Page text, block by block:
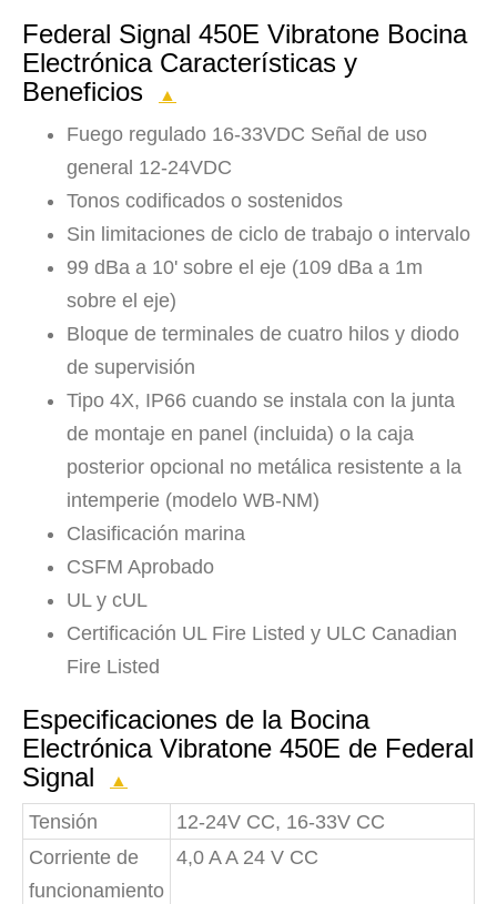
Federal Signal 450E Vibratone Bocina
Electrónica Características y
Beneficios
▲
Fuego regulado 16-33VDC Señal de uso
general 12-24VDC
Tonos codificados o sostenidos
Sin limitaciones de ciclo de trabajo o intervalo
99 dBa a 10' sobre el eje (109 dBa a 1m
sobre el eje)
Bloque de terminales de cuatro hilos y diodo
de supervisión
Tipo 4X, IP66 cuando se instala con la junta
de montaje en panel (incluida) o la caja
posterior opcional no metálica resistente a la
intemperie (modelo WB-NM)
Clasificación marina
CSFM Aprobado
UL y cUL
Certificación UL Fire Listed y ULC Canadian
Fire Listed
Especificaciones de la Bocina
Electrónica Vibratone 450E de Federal
Signal
▲
Tensión
12-24V CC, 16-33V CC
Corriente de
funcionamiento
4,0 A A 24 V CC